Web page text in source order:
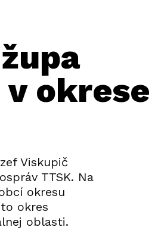
okrese
Viskupič
TTSK. Na
okresu
okres
oblasti.